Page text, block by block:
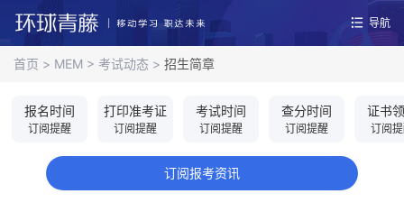
导航
首页 > MEM > 考试动态 > 招生简章
报名时间
订阅提醒
打印准考证
订阅提醒
考试时间
订阅提醒
查分时间
订阅提醒
证书
订阅
订阅报考资讯